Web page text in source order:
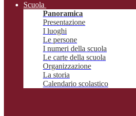
Scuola
Panoramica
Presentazione
I luoghi
Le persone
I numeri della scuola
Le carte della scuola
Organizzazione
La storia
Calendario scolastico